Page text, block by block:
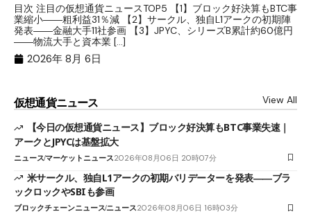
目次 注目の仮想通貨ニュースTOP5 【1】ブロック好決算もBTC事
業縮小――粗利益31％減 【2】サークル、独自L1アークの初期陣
発表――金融大手11社参画 【3】JPYC、シリーズB累計約60億円
――物流大手と資本業 […]
2026年 8月 6日
仮想通貨ニュース View All
【今日の仮想通貨ニュース】ブロック好決算もBTC事業失速｜
アークとJPYCは基盤拡大
ニュースマーケットニュース2026年08月06日 20時07分
米サークル、独自L1アークの初期バリデーターを発表――ブラ
ックロックやSBIも参画
ブロックチェーンニュースニュース2026年08月06日 16時03分